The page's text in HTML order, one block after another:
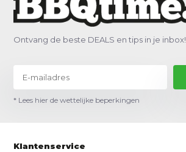
Ontvang de beste DEALS en tips in je inbox!
* Lees hier de wettelijke beperkingen
Klantenservice